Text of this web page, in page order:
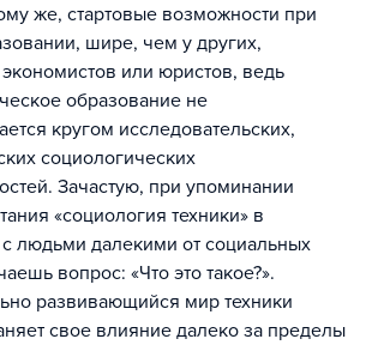
же, стартовые возможности при
шире, чем у других,
или юристов, ведь
образование не
кругом исследовательских,
социологических
Зачастую, при упоминании
«социология техники» в
с людьми далекими от социальных
вопрос: «Что это такое?».
развивающийся мир техники
свое влияние далеко за пределы